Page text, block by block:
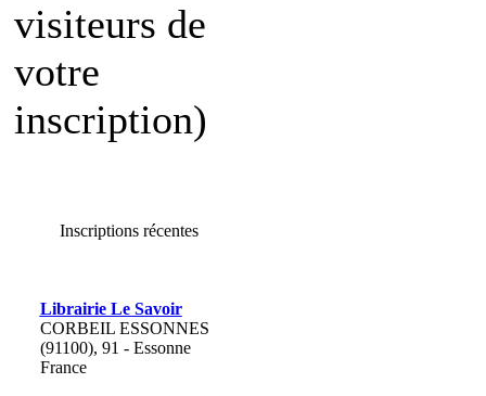
visiteurs de
votre
inscription)
Inscriptions récentes
Librairie Le Savoir
CORBEIL ESSONNES
(91100), 91 - Essonne
France